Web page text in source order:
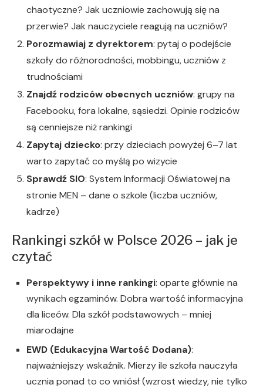
chaotyczne? Jak uczniowie zachowują się na
przerwie? Jak nauczyciele reagują na uczniów?
Porozmawiaj z dyrektorem: pytaj o podejście
szkoły do różnorodności, mobbingu, uczniów z
trudnościami
Znajdź rodziców obecnych uczniów: grupy na
Facebooku, fora lokalne, sąsiedzi. Opinie rodziców
są cenniejsze niż rankingi
Zapytaj dziecko: przy dzieciach powyżej 6–7 lat
warto zapytać co myślą po wizycie
Sprawdź SIO: System Informacji Oświatowej na
stronie MEN – dane o szkole (liczba uczniów,
kadrze)
Rankingi szkół w Polsce 2026 – jak je
czytać
Perspektywy i inne rankingi: oparte głównie na
wynikach egzaminów. Dobra wartość informacyjna
dla liceów. Dla szkół podstawowych – mniej
miarodajne
EWD (Edukacyjna Wartość Dodana):
najważniejszy wskaźnik. Mierzy ile szkoła nauczyła
ucznia ponad to co wniósł (wzrost wiedzy, nie tylko